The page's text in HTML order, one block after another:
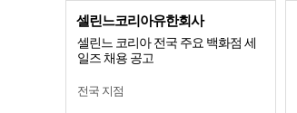
셀린느코리아유한회사
셀린느 코리아 전국 주요 백화점 세
일즈 채용 공고
전국 지점